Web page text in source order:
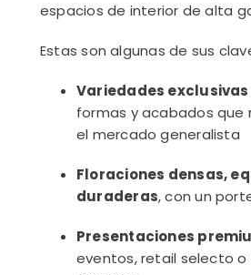
espacios de interior de alta
Estas son algunas de sus
Variedades exclusivas
formas y acabados que
el mercado generalista
Floraciones densas,
duraderas, con un
Presentaciones
eventos, retail selecto